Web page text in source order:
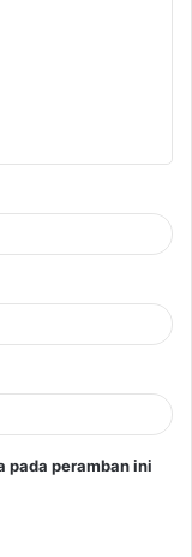
pada peramban ini